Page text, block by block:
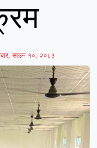
साउन १०, २०८३